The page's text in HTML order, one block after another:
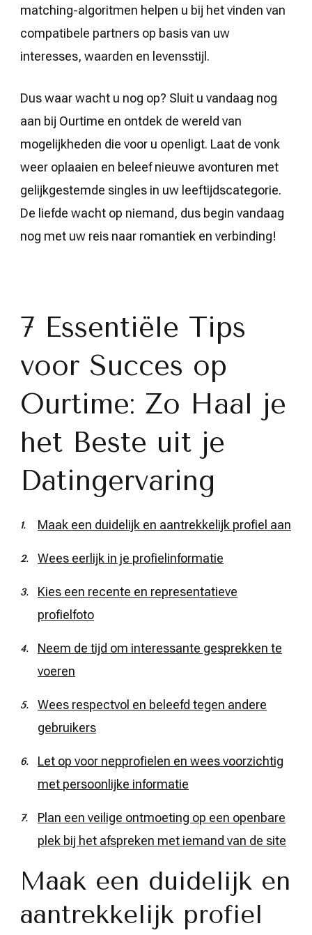
matching-algoritmen helpen u bij het vinden van
compatibele partners op basis van uw
interesses, waarden en levensstijl.
Dus waar wacht u nog op? Sluit u vandaag nog
aan bij Ourtime en ontdek de wereld van
mogelijkheden die voor u openligt. Laat de vonk
weer oplaaien en beleef nieuwe avonturen met
gelijkgestemde singles in uw leeftijdscategorie.
De liefde wacht op niemand, dus begin vandaag
nog met uw reis naar romantiek en verbinding!
7 Essentiële Tips
voor Succes op
Ourtime: Zo Haal je
het Beste uit je
Datingervaring
Maak een duidelijk en aantrekkelijk profiel aan
Wees eerlijk in je profielinformatie
Kies een recente en representatieve
profielfoto
Neem de tijd om interessante gesprekken te
voeren
Wees respectvol en beleefd tegen andere
gebruikers
Let op voor nepprofielen en wees voorzichtig
met persoonlijke informatie
Plan een veilige ontmoeting op een openbare
plek bij het afspreken met iemand van de site
Maak een duidelijk en
aantrekkelijk profiel